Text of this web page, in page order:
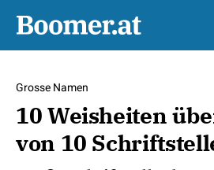
Grosse Namen
10 Weisheiten
von 10